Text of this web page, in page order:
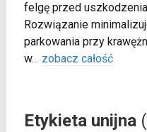
felgę przed
Rozwiązanie
parkowania przy
w... zobacz całość
Etykieta unijna